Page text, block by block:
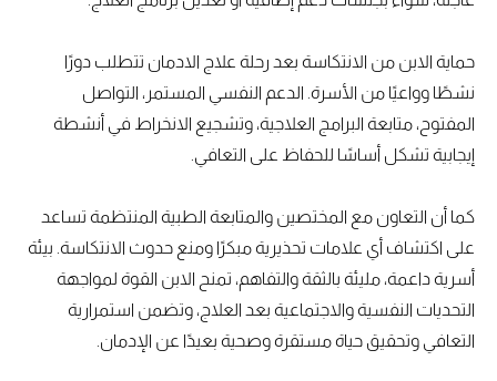
حماية الابن من الانتكاسة بعد رحلة علاج الادمان تتطلب دورًا
نشطًا وواعيًا من الأسرة. الدعم النفسي المستمر، التواصل
المفتوح، متابعة البرامج العلاجية، وتشجيع الانخراط في أنشطة
إيجابية تشكل أساسًا للحفاظ على التعافي.
كما أن التعاون مع المختصين والمتابعة الطبية المنتظمة تساعد
على اكتشاف أي علامات تحذيرية مبكرًا ومنع حدوث الانتكاسة. بيئة
أسرية داعمة، مليئة بالثقة والتفاهم، تمنح الابن القوة لمواجهة
التحديات النفسية والاجتماعية بعد العلاج، وتضمن استمرارية
التعافي وتحقيق حياة مستقرة وصحية بعيدًا عن الإدمان.